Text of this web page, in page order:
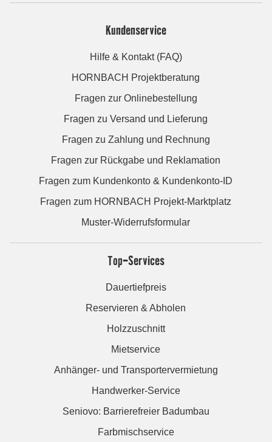
Kundenservice
Hilfe & Kontakt (FAQ)
HORNBACH Projektberatung
Fragen zur Onlinebestellung
Fragen zu Versand und Lieferung
Fragen zu Zahlung und Rechnung
Fragen zur Rückgabe und Reklamation
Fragen zum Kundenkonto & Kundenkonto-ID
Fragen zum HORNBACH Projekt-Marktplatz
Muster-Widerrufsformular
Top-Services
Dauertiefpreis
Reservieren & Abholen
Holzzuschnitt
Mietservice
Anhänger- und Transportervermietung
Handwerker-Service
Seniovo: Barrierefreier Badumbau
Farbmischservice